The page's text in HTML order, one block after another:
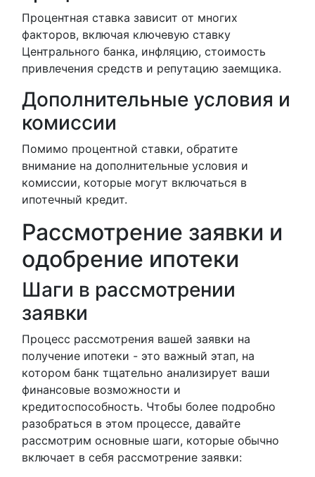
Процентная ставка зависит от многих
факторов, включая ключевую ставку
Центрального банка, инфляцию, стоимость
привлечения средств и репутацию заемщика.
Дополнительные условия и
комиссии
Помимо процентной ставки, обратите
внимание на дополнительные условия и
комиссии, которые могут включаться в
ипотечный кредит.
Рассмотрение заявки и
одобрение ипотеки
Шаги в рассмотрении
заявки
Процесс рассмотрения вашей заявки на
получение ипотеки - это важный этап, на
котором банк тщательно анализирует ваши
финансовые возможности и
кредитоспособность. Чтобы более подробно
разобраться в этом процессе, давайте
рассмотрим основные шаги, которые обычно
включает в себя рассмотрение заявки: